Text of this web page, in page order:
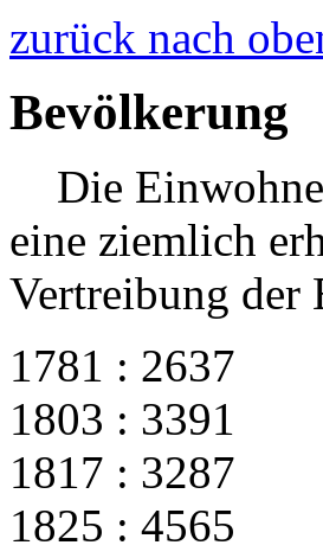
zurück nach
Bevölkerung
Die
eine ziemlich
Vertreibung der
1781 : 2637
1803 : 3391
1817 : 3287
1825 : 4565